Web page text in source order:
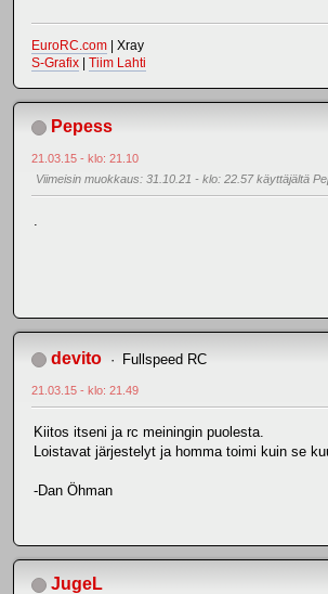
EuroRC.com | Xray
S-Grafix
Tiim Lahti
Pepess
21.03.15 - klo: 21.10
Viimeisin muokkaus: 31.10.21 - klo: 22.57 käyttäjältä
devito Fullspeed RC
21.03.15 - klo: 21.49
Kiitos itseni ja rc meiningin puolesta.
Loistavat järjestelyt ja homma toimi kuin se
-Dan Öhman
JugeL